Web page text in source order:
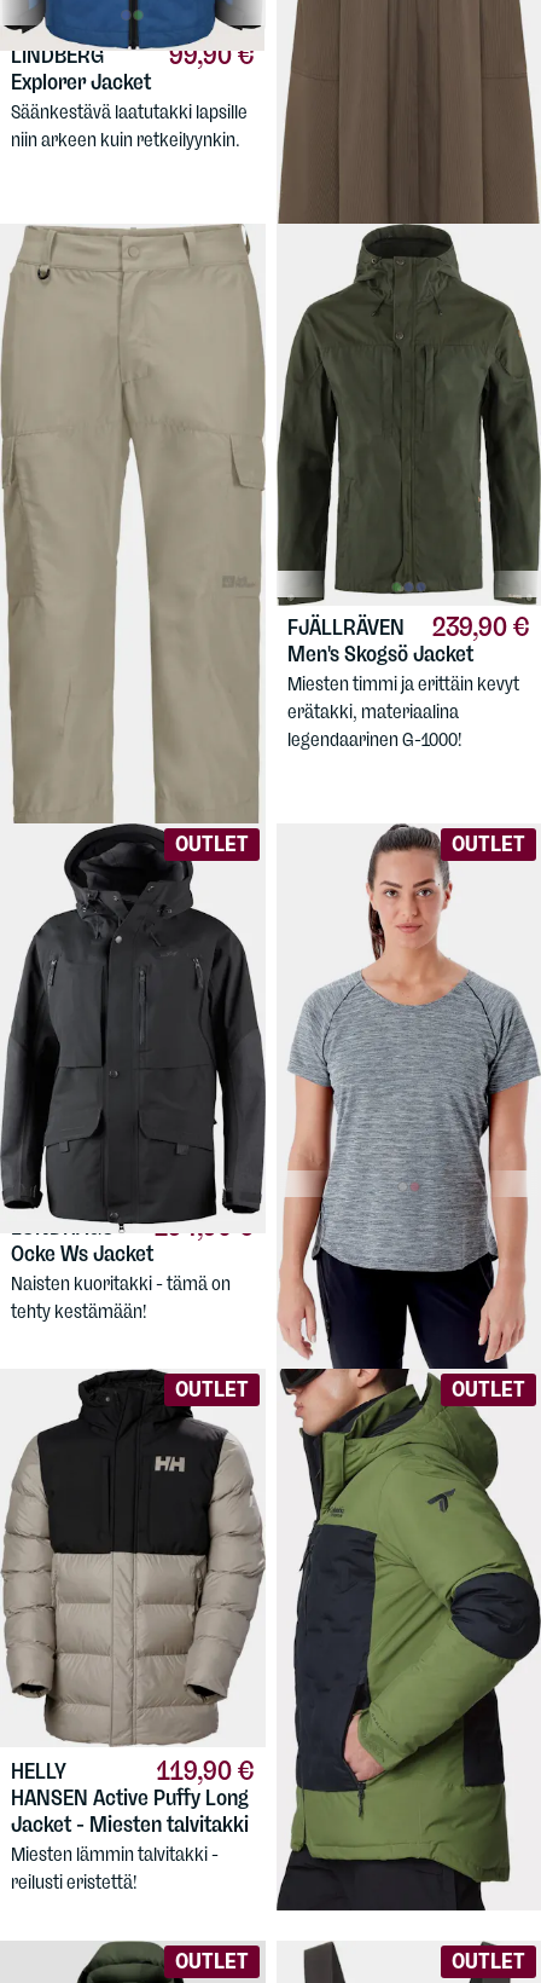
99,90 €
LINDBERG
Explorer Jacket
Säänkestävä laatutakki lapsille
niin arkeen kuin retkeilyynkin.
44,90 €
JACK
WOLFSKIN
Sioma Dress
Men's Barrier
Kesähousut miehille,
lahkeensuissa punkkeja
vastustavat sisämansetit.
239,90 €
FJÄLLRÄVEN
Men's Skogsö Jacket
Miesten timmi ja erittäin kevyt
erätakki, materiaalina
legendaarinen G-1000!
OUTLET
194,90 €
LUNDHAGS
Ocke Ws Jacket
Naisten kuoritakki - tämä on
tehty kestämään!
OUTLET
15,90 €
RABWomen's
Wisp Tee
Tekninen t-paita lämpimiin
päiviin ja sisätreenikäyttöön.
OUTLET
119,90 €
HELLY
HANSEN Active Puffy Long
Jacket - Miesten talvitakki
Miesten lämmin talvitakki -
reilusti eristettä!
OUTLET
144,90 €
COLUMBIA
Men's Wild Card IV Down
Jacket
Miesten laskettelutakki, aito
OUTLET OUTLET